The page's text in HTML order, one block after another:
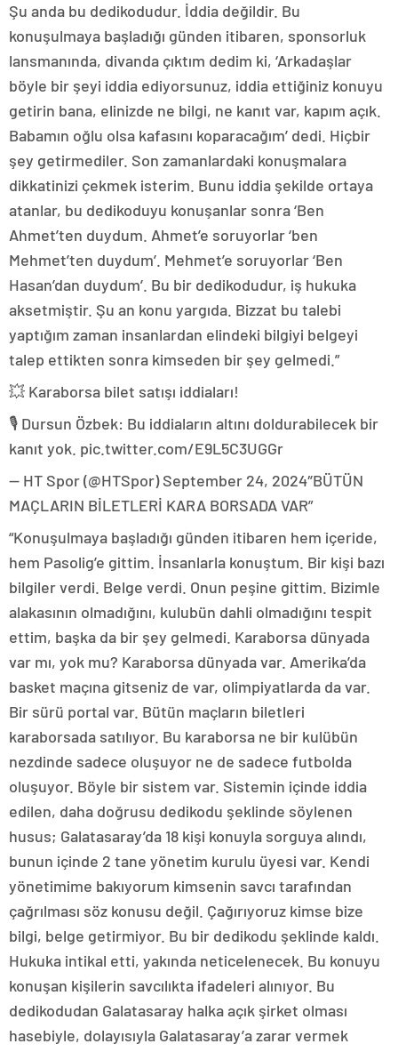
Şu anda bu dedikodudur. İddia değildir. Bu
konuşulmaya başladığı günden itibaren, sponsorluk
lansmanında, divanda çıktım dedim ki, ‘Arkadaşlar
böyle bir şeyi iddia ediyorsunuz, iddia ettiğiniz konuyu
getirin bana, elinizde ne bilgi, ne kanıt var, kapım açık.
Babamın oğlu olsa kafasını koparacağım’ dedi. Hiçbir
şey getirmediler. Son zamanlardaki konuşmalara
dikkatinizi çekmek isterim. Bunu iddia şekilde ortaya
atanlar, bu dedikoduyu konuşanlar sonra ‘Ben
Ahmet’ten duydum. Ahmet’e soruyorlar ‘ben
Mehmet’ten duydum’. Mehmet’e soruyorlar ‘Ben
Hasan’dan duydum’. Bu bir dedikodudur, iş hukuka
aksetmiştir. Şu an konu yargıda. Bizzat bu talebi
yaptığım zaman insanlardan elindeki bilgiyi belgeyi
talep ettikten sonra kimseden bir şey gelmedi.”
💥 Karaborsa bilet satışı iddiaları!
🎙️ Dursun Özbek: Bu iddiaların altını doldurabilecek bir
kanıt yok. pic.twitter.com/E9L5C3UGGr
— HT Spor (@HTSpor) September 24, 2024″BÜTÜN
MAÇLARIN BİLETLERİ KARA BORSADA VAR”
“Konuşulmaya başladığı günden itibaren hem içeride,
hem Pasolig’e gittim. İnsanlarla konuştum. Bir kişi bazı
bilgiler verdi. Belge verdi. Onun peşine gittim. Bizimle
alakasının olmadığını, kulubün dahli olmadığını tespit
ettim, başka da bir şey gelmedi. Karaborsa dünyada
var mı, yok mu? Karaborsa dünyada var. Amerika’da
basket maçına gitseniz de var, olimpiyatlarda da var.
Bir sürü portal var. Bütün maçların biletleri
karaborsada satılıyor. Bu karaborsa ne bir kulübün
nezdinde sadece oluşuyor ne de sadece futbolda
oluşuyor. Böyle bir sistem var. Sistemin içinde iddia
edilen, daha doğrusu dedikodu şeklinde söylenen
husus; Galatasaray’da 18 kişi konuyla sorguya alındı,
bunun içinde 2 tane yönetim kurulu üyesi var. Kendi
yönetimime bakıyorum kimsenin savcı tarafından
çağrılması söz konusu değil. Çağırıyoruz kimse bize
bilgi, belge getirmiyor. Bu bir dedikodu şeklinde kaldı.
Hukuka intikal etti, yakında neticelenecek. Bu konuyu
konuşan kişilerin savcılıkta ifadeleri alınıyor. Bu
dedikodudan Galatasaray halka açık şirket olması
hasebiyle, dolayısıyla Galatasaray’a zarar vermek